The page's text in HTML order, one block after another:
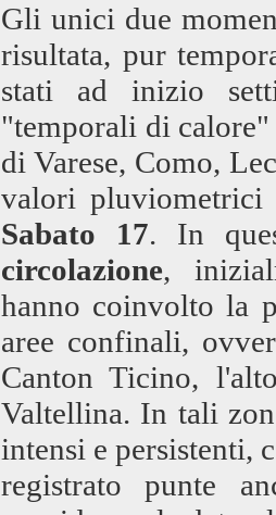
Gli unici due
risultata, pur
stati ad inizio
"temporali di
di Varese, Como,
valori pluviometrici
Sabato 17. In
circolazione,
hanno coinvolto la
aree confinali,
Canton Ticino,
Valtellina. In tali
intensi e persistenti,
registrato punte